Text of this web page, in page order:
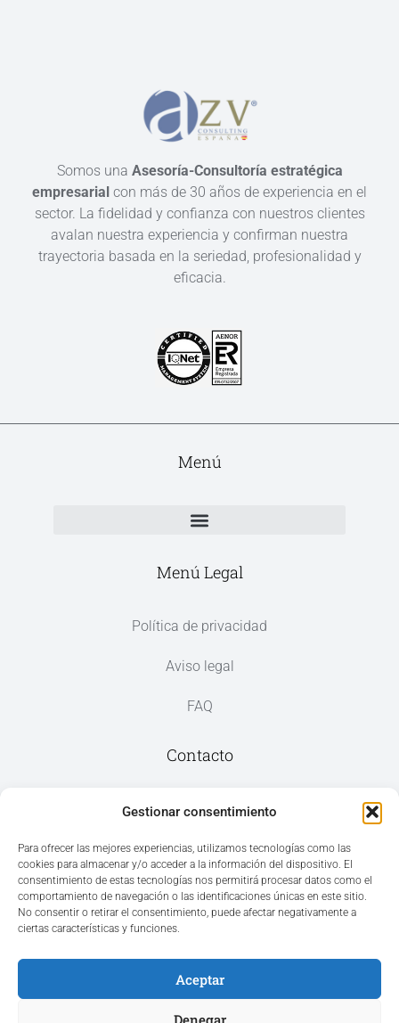
Gestionar consentimiento
Para ofrecer las mejores experiencias, utilizamos tecnologías como las
cookies para almacenar y/o acceder a la información del dispositivo. El
consentimiento de estas tecnologías nos permitirá procesar datos como el
comportamiento de navegación o las identificaciones únicas en este sitio.
No consentir o retirar el consentimiento, puede afectar negativamente a
ciertas características y funciones.
Aceptar
Denegar
Somos una Asesoría-Consultoría estratégica
empresarial con más de 30 años de experiencia en el
sector. La fidelidad y confianza con nuestros clientes
avalan nuestra experiencia y confirman nuestra
trayectoria basada en la seriedad, profesionalidad y
eficacia.
Menú
Menú Legal
Política de privacidad
Aviso legal
FAQ
Contacto
Av. del Mar, 59, 03187 Los Montesinos,
+34 965 207 262
hola@azvconsulting.com
Acceso área privada